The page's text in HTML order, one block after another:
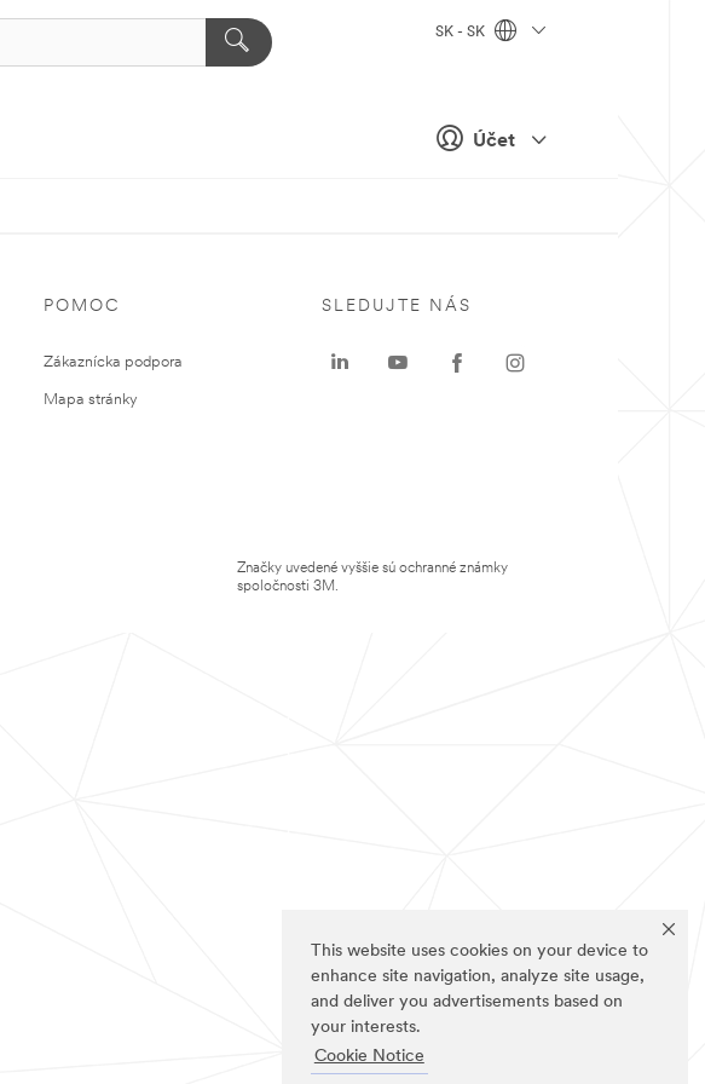
This website uses cookies on your device to
enhance site navigation, analyze site usage,
and deliver you advertisements based on
your interests.
Cookie Notice
Účet
SK - SK
POMOC
Zákaznícka podpora
Mapa stránky
SLEDUJTE NÁS
Značky uvedené vyššie sú ochranné známky
spoločnosti 3M.